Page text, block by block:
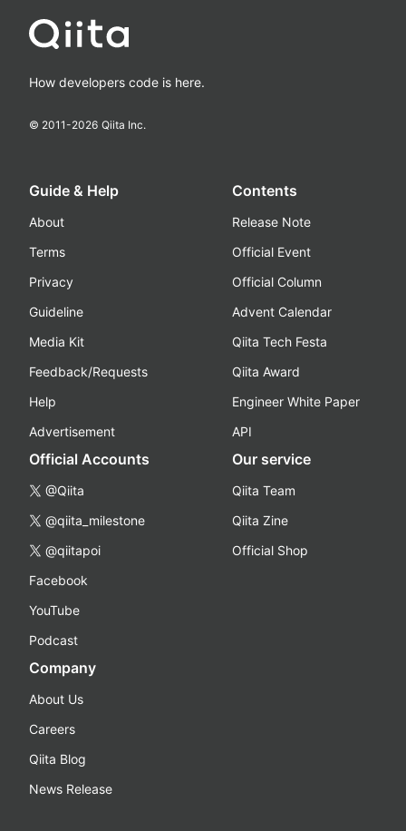
How developers code is here.
© 2011-2026 Qiita Inc.
Guide & Help
About
Terms
Privacy
Guideline
Media Kit
Feedback/Requests
Help
Advertisement
Contents
Release Note
Official Event
Official Column
Advent Calendar
Qiita Tech Festa
Qiita Award
Engineer White Paper
API
Official Accounts
@Qiita
@qiita_milestone
@qiitapoi
Facebook
YouTube
Podcast
Our service
Qiita Team
Qiita Zine
Official Shop
Company
About Us
Careers
Qiita Blog
News Release